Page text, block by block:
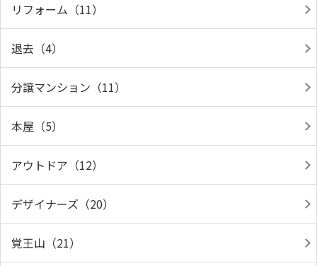
リフォーム（11）
退去（4）
分譲マンション（11）
本屋（5）
アウトドア（12）
デザイナーズ（20）
覚王山（21）